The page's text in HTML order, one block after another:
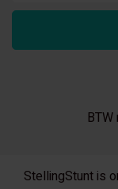
StellingStunt is